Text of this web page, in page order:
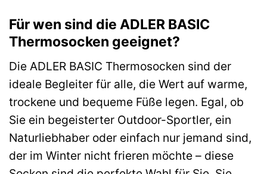
Für wen sind die ADLER BASIC
Thermosocken geeignet?
Die ADLER BASIC Thermosocken sind der
ideale Begleiter für alle, die Wert auf warme,
trockene und bequeme Füße legen. Egal, ob
Sie ein begeisterter Outdoor-Sportler, ein
Naturliebhaber oder einfach nur jemand sind,
der im Winter nicht frieren möchte – diese